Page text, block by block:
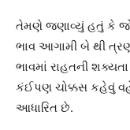
તેમણે જણાવ્યું હતું કે
ભાવ આગામી બે થી
ભાવમાં રાહતની
કંઈપણ ચોક્કસ કહેવું
આધારિત છે.